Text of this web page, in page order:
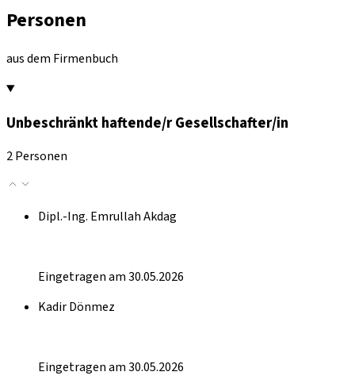
Personen
aus dem Firmenbuch
Unbeschränkt haftende/r Gesellschafter/in
2 Personen
Dipl.-Ing. Emrullah Akdag
Eingetragen am 30.05.2026
Kadir Dönmez
Eingetragen am 30.05.2026